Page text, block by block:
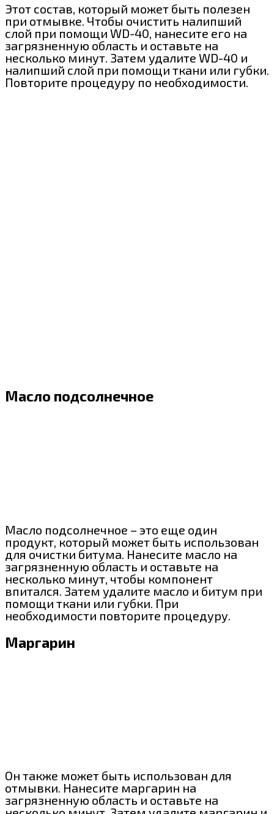
Этот состав, который может быть полезен
при отмывке. Чтобы очистить налипший
слой при помощи WD-40, нанесите его на
загрязненную область и оставьте на
несколько минут. Затем удалите WD-40 и
налипший слой при помощи ткани или губки.
Повторите процедуру по необходимости.
Масло подсолнечное
Масло подсолнечное – это еще один
продукт, который может быть использован
для очистки битума. Нанесите масло на
загрязненную область и оставьте на
несколько минут, чтобы компонент
впитался. Затем удалите масло и битум при
помощи ткани или губки. При
необходимости повторите процедуру.
Маргарин
Он также может быть использован для
отмывки. Нанесите маргарин на
загрязненную область и оставьте на